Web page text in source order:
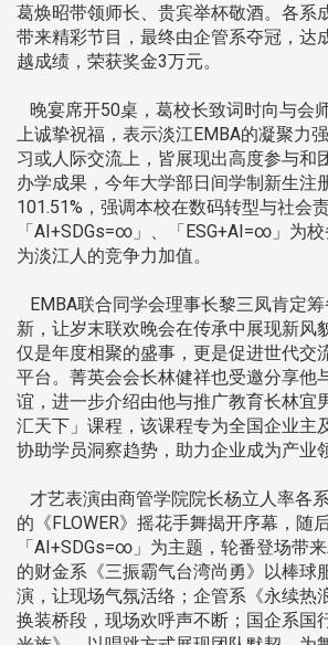
葛焕昭带领师长、贵宾举杯敬酒。各系
带来精彩节目，最终由企管系夺冠，达
越成绩，荣获奖金3万元。
晚宴席开50桌，葛校长致词时向与会
上诚挚祝福，表示淡江EMBA的凝聚力
习或人际交流上，皆展现出高度参与和
办学成果，今年大学部日间学制新生注
101.51%，强调本校在数码转型与社会
「AI+SDGs=∞」、「ESG+AI=∞」为
为淡江人的竞争力加值。
EMBA联合同学会理事长黎三凤肯定
新，让岁末联欢晚会在传承中展现新风
仅是年度相聚的盛事，更是促进世代交
平台。菁英会会长林健祥也受邀分享他
谊，进一步介绍由他与推广教育长林宜
汇天下」课程，该课程专为全国企业主
协助学员洞察趋势，助力企业成为产业
才艺表演由商管学院院长杨立人率各
的《FLOWER》摇花手舞揭开序幕，随
「AI+SDGs=∞」为主题，轮番登场带
的财金系《三振霸气台湾尚勇》以棒球
演，让现场气氛活络；企管系《永续热
换装桥段，现场欢呼声不断；国企系国